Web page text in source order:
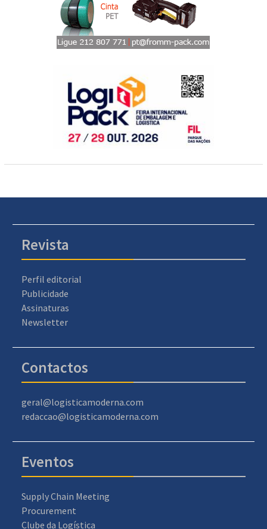
Revista
Perfil editorial
Publicidade
Assinaturas
Newsletter
Contactos
geral@logisticamoderna.com
redaccao@logisticamoderna.com
Eventos
Supply Chain Meeting
Procurement
Clube da Logística